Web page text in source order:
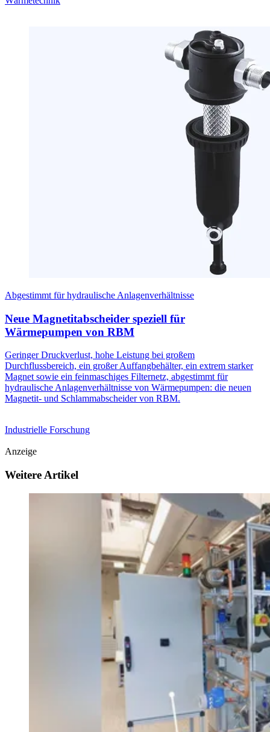
Abgestimmt für hydraulische Anlagenverhältnisse
Neue Magnetitabscheider speziell für
Wärmepumpen von RBM
Geringer Druckverlust, hohe Leistung bei großem
Durchflussbereich, ein großer Auffangbehälter, ein extrem starker
Magnet sowie ein feinmaschiges Filternetz, abgestimmt für
hydraulische Anlagenverhältnisse von Wärmepumpen: die neuen
Magnetit- und Schlammabscheider von RBM.
Industrielle Forschung
Anzeige
Weitere Artikel